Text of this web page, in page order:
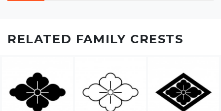
RELATED FAMILY CRESTS